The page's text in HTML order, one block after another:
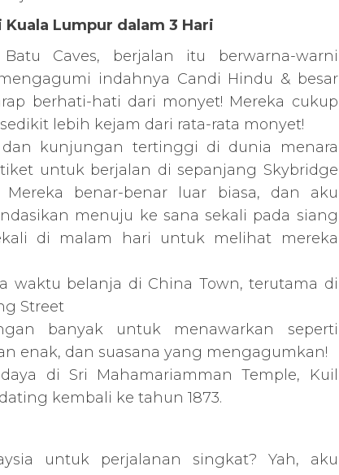
Lumpur dalam 3 Hari
Caves, berjalan itu berwarna-warni
indahnya Candi Hindu & besar
berhati-hati dari monyet! Mereka cukup
lebih kejam dari rata-rata monyet!
dan kunjungan tertinggi di dunia menara
untuk berjalan di sepanjang Skybridge
Mereka benar-benar luar biasa, dan aku
menuju ke sana sekali pada siang
di malam hari untuk melihat mereka
waktu belanja di China Town, terutama di
Street
banyak untuk menawarkan seperti
enak, dan suasana yang mengagumkan!
di Sri Mahamariamman Temple, Kuil
kembali ke tahun 1873.
untuk perjalanan singkat? Yah, aku